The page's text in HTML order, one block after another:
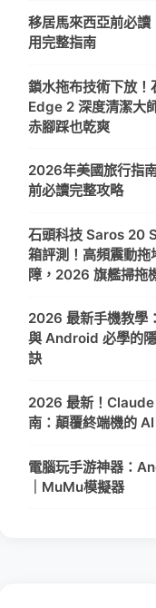
移居馬來西亞前必
用完整指南
鎖水拖布技術下放
Edge 2 深度清潔大
赤腳踩也乾爽
2026年美國旅行指
前必讀完整攻略
石頭科技 Saros 20
箱評測！高頻震動
障，2026 旗艦掃拖
2026 最新手機教學
與 Android 必學的
訣
2026 最新！
南：顛覆終端機的
電腦玩手游神器：
｜MuMu模擬器